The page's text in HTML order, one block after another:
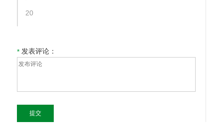
20
*发表评论：
提交